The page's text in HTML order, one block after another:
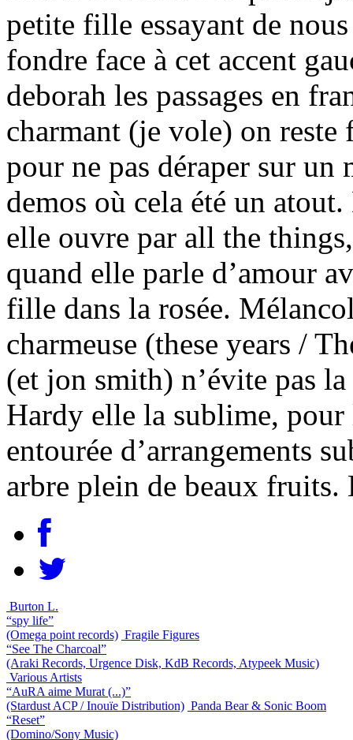
petite fille essayant de
fondre face à cet accent
deborah les passages en
charmant (je vole) on
pour ne pas déraper sur
demos où cela été un
elle ouvre par all the
quand elle parle d’amour
fille dans la rosée.
charmeuse (these years /
(et jon smith) n’évite pas
Hardy elle la sublime, pour
entourée d’arrangements
arbre plein de beaux
Burton L.
“spy life”
(Omega point records) Fragile Figures
“See The Charcoal”
(Araki Records, Urgence Disk, KdB Records, Atypeek Music)
Various Artists
“AuRA aime Murat (...)”
(Stardust ACP / Inouïe Distribution) Panda Bear & Sonic Boom
“Reset”
(Domino/Sony Music)